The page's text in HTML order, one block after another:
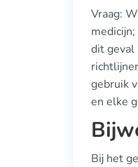
Vraag:
dit geval
gebruik
en elke
Bij het